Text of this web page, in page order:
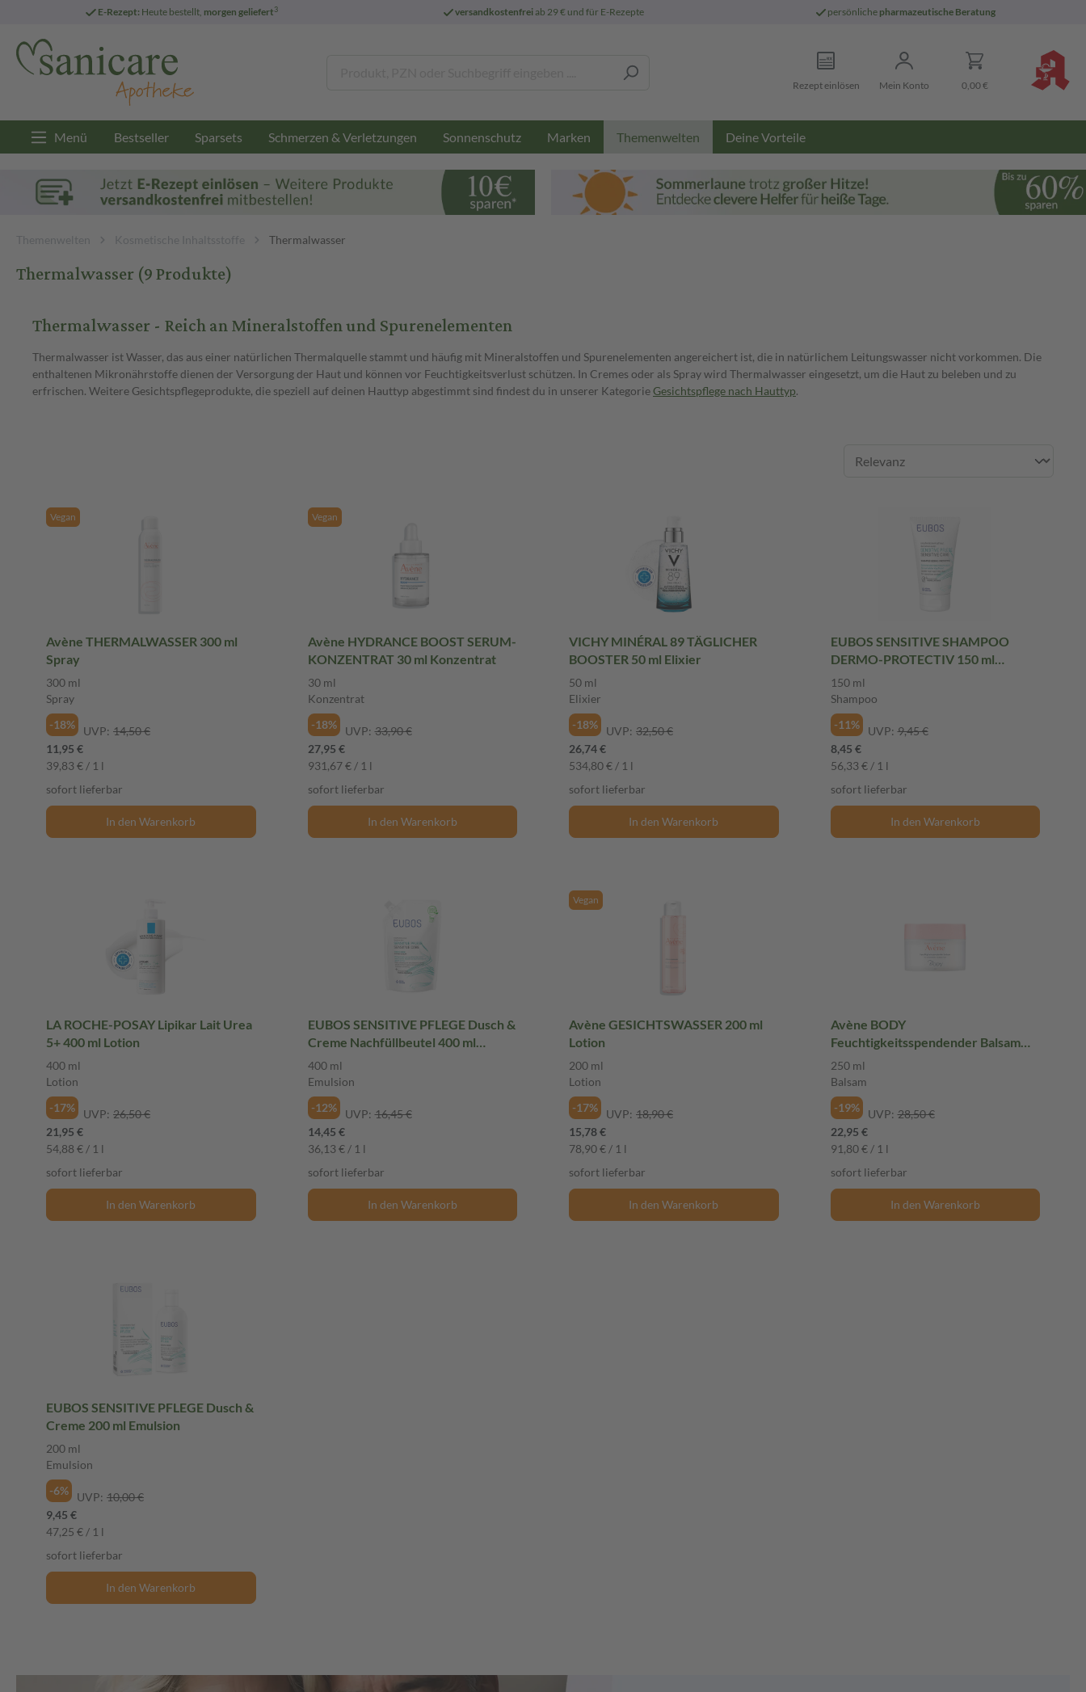
E-Rezept: Heute bestellt, morgen geliefert3 versandkostenfreiab 29 € und für E-Rezepte persönliche pharmazeutische Beratung
Rezept einlösen Mein Konto 0,00 €
Menü Bestseller Sparsets Schmerzen & Verletzungen Sonnenschutz Marken Themenwelten Deine Vorteile
Themenwelten Kosmetische Inhaltsstoffe Thermalwasser
Thermalwasser(9 Produkte)
Thermalwasser - Reich an Mineralstoffen und Spurenelementen
Thermalwasser ist Wasser, das aus einer natürlichen Thermalquelle stammt und häufig mit Mineralstoffen und Spurenelementen angereichert ist, die in natürlichem Leitungswasser nicht vorkommen. Die
enthaltenen Mikronährstoffe dienen der Versorgung der Haut und können vor Feuchtigkeitsverlust schützen. In Cremes oder als Spray wird Thermalwasser eingesetzt, um die Haut zu beleben und zu
erfrischen. Weitere Gesichtspflegeprodukte, die speziell auf deinen Hauttyp abgestimmt sind findest du in unserer KategorieGesichtspflege nach Hauttyp.
Vegan
Avène THERMALWASSER 300 ml
Spray
300 ml
Spray
-18%
UVP: 14,50 €
11,95 €
39,83 € / 1 l
sofort lieferbar
In den Warenkorb
Vegan
Avène HYDRANCE BOOST SERUM-
KONZENTRAT 30 ml Konzentrat
30 ml
Konzentrat
-18%
UVP: 33,90 €
27,95 €
931,67 € / 1 l
sofort lieferbar
In den Warenkorb
VICHY MINÉRAL 89 TÄGLICHER
BOOSTER 50 ml Elixier
50 ml
Elixier
-18%
UVP: 32,50 €
26,74 €
534,80 € / 1 l
sofort lieferbar
In den Warenkorb
EUBOS SENSITIVE SHAMPOO
DERMO-PROTECTIV 150 ml
Shampoo
150 ml
Shampoo
-11%
UVP: 9,45 €
8,45 €
56,33 € / 1 l
sofort lieferbar
In den Warenkorb
LA ROCHE-POSAY Lipikar Lait Urea
5+ 400 ml Lotion
400 ml
Lotion
-17%
UVP: 26,50 €
21,95 €
54,88 € / 1 l
sofort lieferbar
In den Warenkorb
EUBOS SENSITIVE PFLEGE Dusch &
Creme Nachfüllbeutel 400 ml
Emulsion
400 ml
Emulsion
-12%
UVP: 16,45 €
14,45 €
36,13 € / 1 l
sofort lieferbar
In den Warenkorb
Vegan
Avène GESICHTSWASSER 200 ml
Lotion
200 ml
Lotion
-17%
UVP: 18,90 €
15,78 €
78,90 € / 1 l
sofort lieferbar
In den Warenkorb
Avène BODY
Feuchtigkeitsspendender Balsam
250 ml Balsam
250 ml
Balsam
-19%
UVP: 28,50 €
22,95 €
91,80 € / 1 l
sofort lieferbar
In den Warenkorb
EUBOS SENSITIVE PFLEGE Dusch &
Creme 200 ml Emulsion
200 ml
Emulsion
-6%
UVP: 10,00 €
9,45 €
47,25 € / 1 l
sofort lieferbar
In den Warenkorb